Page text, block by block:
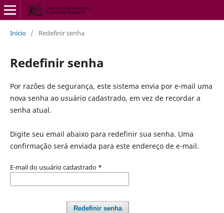
Início / Redefinir senha
Redefinir senha
Por razões de segurança, este sistema envia por e-mail uma
nova senha ao usuário cadastrado, em vez de recordar a
senha atual.
Digite seu email abaixo para redefinir sua senha. Uma
confirmação será enviada para este endereço de e-mail.
E-mail do usuário cadastrado *
Redefinir senha